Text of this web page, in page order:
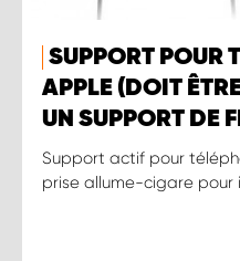
SUPPORT POUR
APPLE (DOIT
UN SUPPORT DE
Support actif pour
prise allume-cigare pour